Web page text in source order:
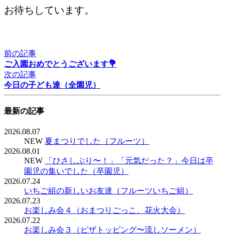
お待ちしています。
前の記事
ご入園おめでとうございます💐
次の記事
今日の子ども達（全園児）
最新の記事
2026.08.07
NEW 夏まつりでした（フルーツ）
2026.08.01
NEW
「ひさしぶり〜！」「元気だった？」今日は卒
園児の集いでした（卒園児）
2026.07.24
いちご組の新しいお友達（フルーツいちご組）
2026.07.23
お楽しみ会４（おまつりごっこ、花火大会）
2026.07.22
お楽しみ会３（ピザトッピング〜流しソーメン）